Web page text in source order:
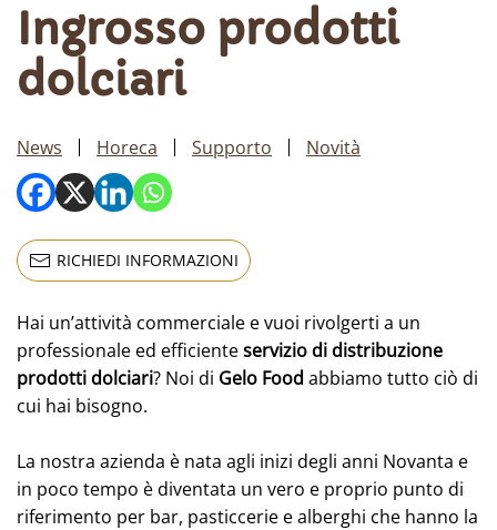
Ingrosso prodotti
dolciari
News Horeca Supporto Novità
RICHIEDI INFORMAZIONI
Hai un’attività commerciale e vuoi rivolgerti a un
professionale ed efficienteservizio di distribuzione
prodotti dolciari? Noi di Gelo Food abbiamo tutto ciò di
cui hai bisogno.
La nostra azienda è nata agli inizi degli anni Novanta e
in poco tempo è diventata un vero e proprio punto di
riferimento per bar, pasticcerie e alberghi che hanno la